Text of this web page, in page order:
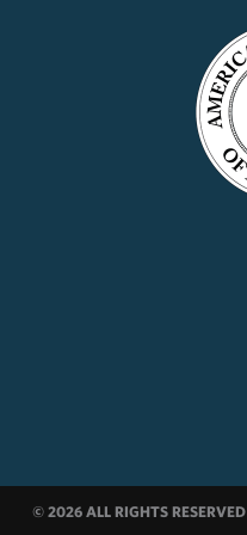
© 2026 ALL RIGHTS RESERVED